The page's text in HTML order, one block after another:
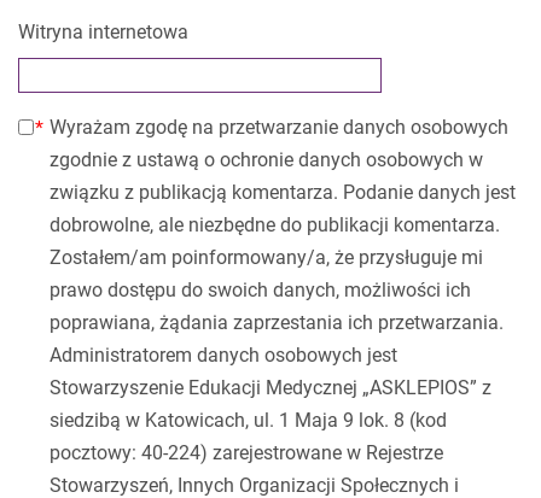
Witryna internetowa
Wyrażam zgodę na przetwarzanie danych osobowych
zgodnie z ustawą o ochronie danych osobowych w
związku z publikacją komentarza. Podanie danych jest
dobrowolne, ale niezbędne do publikacji komentarza.
Zostałem/am poinformowany/a, że przysługuje mi
prawo dostępu do swoich danych, możliwości ich
poprawiana, żądania zaprzestania ich przetwarzania.
Administratorem danych osobowych jest
Stowarzyszenie Edukacji Medycznej „ASKLEPIOS” z
siedzibą w Katowicach, ul. 1 Maja 9 lok. 8 (kod
pocztowy: 40-224) zarejestrowane w Rejestrze
Stowarzyszeń, Innych Organizacji Społecznych i